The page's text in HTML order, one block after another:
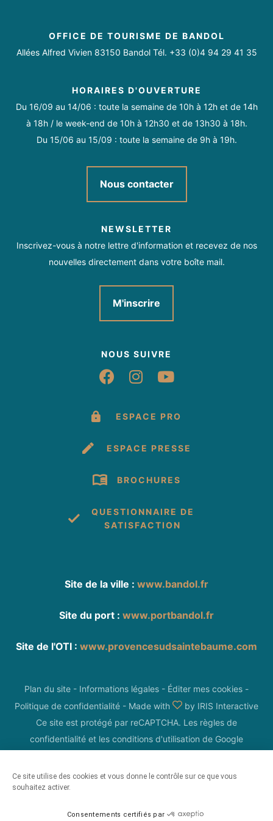
Dimanche Fermé
Transactions / Ventes
OFFICE DE TOURISME DE BANDOL
Allées Alfred Vivien 83150 Bandol Tél. +33 (0)4 94 29 41 35
HORAIRES D'OUVERTURE
Du 16/09 au 14/06 : toute la semaine de 10h à 12h et de 14h
à 18h / le week-end de 10h à 12h30 et de 13h30 à 18h.
Du 15/06 au 15/09 : toute la semaine de 9h à 19h.
Nous contacter
NEWSLETTER
Inscrivez-vous à notre lettre d'information et recevez de nos
nouvelles directement dans votre boîte mail.
M'inscrire
NOUS SUIVRE
Suivez-nous sur
Suivez-nous sur
Suivez-nous
ESPACE PRO
ESPACE PRESSE
BROCHURES
QUESTIONNAIRE DE
SATISFACTION
Site de la ville : www.bandol.fr
Site du port : www.portbandol.fr
Site de l'OTI : www.provencesudsaintebaume.com
Plan du site - Informations légales - Éditer mes cookies -
Politique de confidentialité - Made with by IRIS Interactive
Ce site est protégé par reCAPTCHA. Les règles de
confidentialité et les conditions d'utilisation de Google
Ce site utilise des cookies et vous donne le contrôle sur ce que vous
souhaitez activer.
Consentements certifiés par